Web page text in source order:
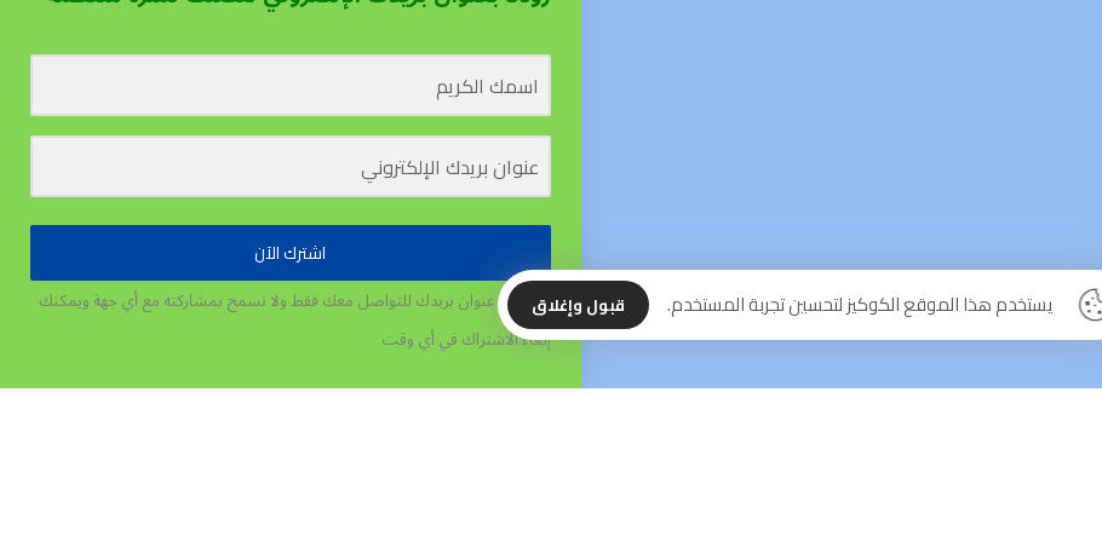
يستخدم هذا الموقع الكوكيز لتحسين تجربة المستخدم. قبول وإغلاق
اشترك الآن
نستخدم عنوان بريدك للتواصل معك فقط ولا نسمح بمشاركته مع أي جهةويمكنك
إلغاء الاشتراك في أي وقت